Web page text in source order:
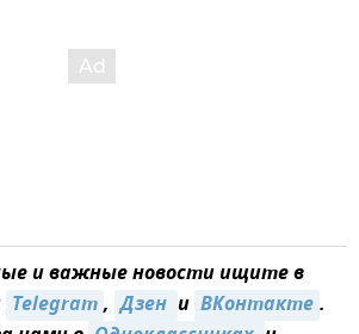
и важные новости ищите в
Telegram, Дзен и ВКонтакте.